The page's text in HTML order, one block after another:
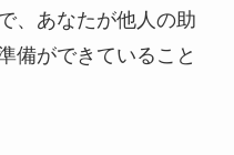
、あなたが他人の助
備ができていること